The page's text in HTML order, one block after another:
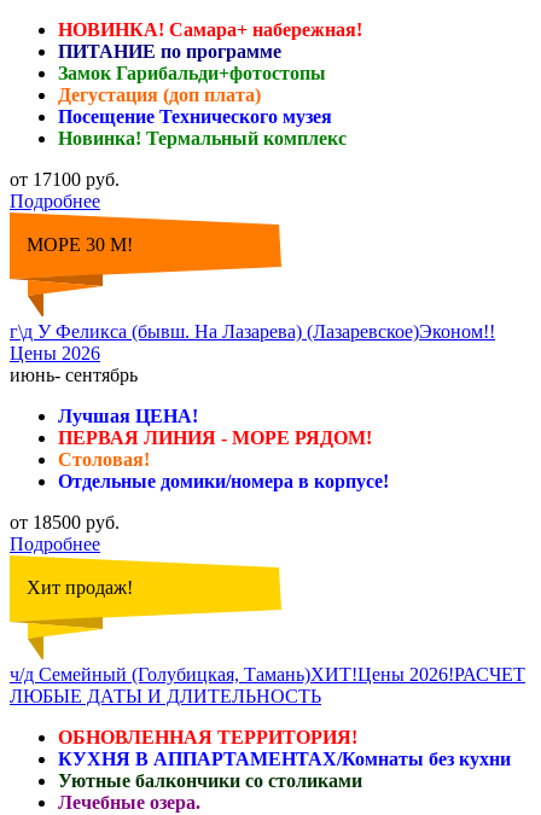
НОВИНКА! Самара+ набережная!
ПИТАНИЕ по программе
Замок Гарибальди+фотостопы
Дегустация (доп плата)
Посещение Технического музея
Новинка! Термальный комплекс
от 17100 руб.
Подробнее
МОРЕ 30 М!
г\д У Феликса (бывш. На Лазарева) (Лазаревское)Эконом!!
Цены 2026
июнь- сентябрь
Лучшая ЦЕНА!
ПЕРВАЯ ЛИНИЯ - МОРЕ РЯДОМ!
Столовая!
Отдельные домики/номера в корпусе!
от 18500 руб.
Подробнее
Хит продаж!
ч/д Семейный (Голубицкая, Тамань)ХИТ!Цены 2026!РАСЧЕТ
ЛЮБЫЕ ДАТЫ И ДЛИТЕЛЬНОСТЬ
ОБНОВЛЕННАЯ ТЕРРИТОРИЯ!
КУХНЯ В АППАРТАМЕНТАХ/Комнаты без кухни
Уютные балкончики со столиками
Лечебные озера.